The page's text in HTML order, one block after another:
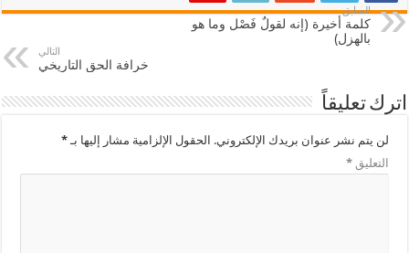
السابق
كلمة أخيرة (إنه لقولٌ فَصْل وما هو
بالهزل)
التالي
خرافة الحق التاريخي
اترك تعليقاً
لن يتم نشر عنوان بريدك الإلكتروني. الحقول الإلزامية مشار إليها بـ*
التعليق*